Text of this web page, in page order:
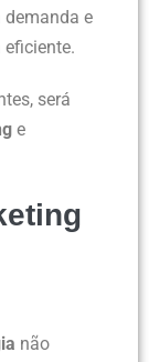
demanda e
será
e
não